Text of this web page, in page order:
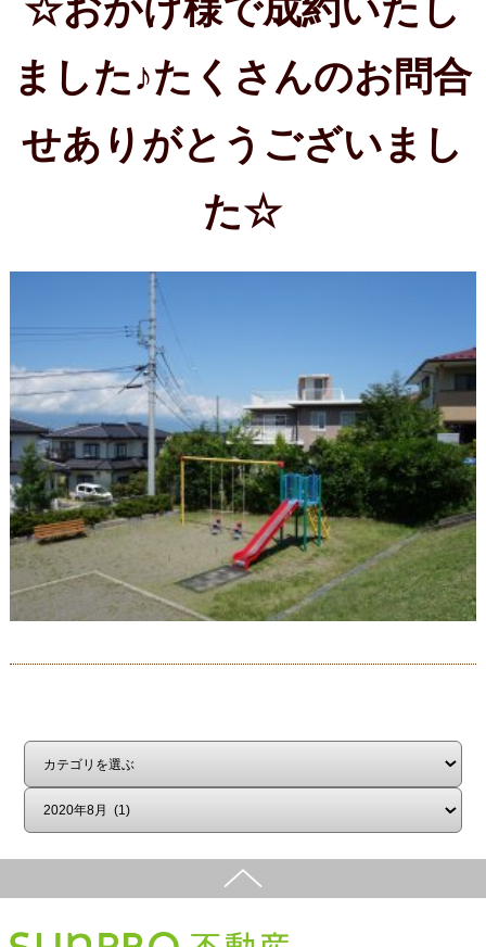
せありがとうございまし
た☆
はじめての方へ 不動産売却 お客様の声 会社概要
スタッフ紹介 中古×リノベ プライバシーポリシー